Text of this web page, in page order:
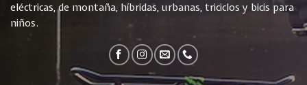
eléctricas, de montaña, híbridas, urbanas, triciclos y bicis para
niños.